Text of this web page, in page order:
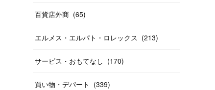
(20
(10
(40
百貨店外商 (65)
エルメス・エルパト・ロレックス (213)
サービス・おもてなし (170)
買い物・デパート (339)